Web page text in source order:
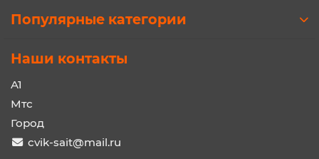
Популярные категории
Наши контакты
A1
Мтс
Город
cvik-sait@mail.ru